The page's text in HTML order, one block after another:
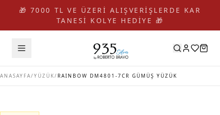
🎁 7000 TL VE ÜZERİ ALIŞVERİŞLERDE KAR
TANESİ KOLYE HEDİYE 🎁
ANASAYFA/YÜZÜK/ RAINBOW DM4801-7CR GÜMÜŞ YÜZÜK